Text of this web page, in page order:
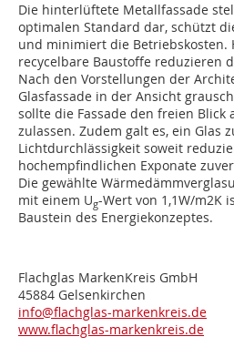
Die hinterlüftete Metallfassade
optimalen Standard dar, schützt
und minimiert die Betriebskosten.
recycelbare Baustoffe reduzieren
Nach den Vorstellungen der
Glasfassade in der Ansicht
sollte die Fassade den freien Blick
zulassen. Zudem galt es, ein Glas
Lichtdurchlässigkeit soweit
hochempfindlichen Exponate
Die gewählte
mit einem Ug-Wert von 1,1W/m2K
Baustein des Energiekonzeptes.
Flachglas MarkenKreis GmbH
45884 Gelsenkirchen
info@flachglas-markenkreis.de
www.flachglas-markenkreis.de